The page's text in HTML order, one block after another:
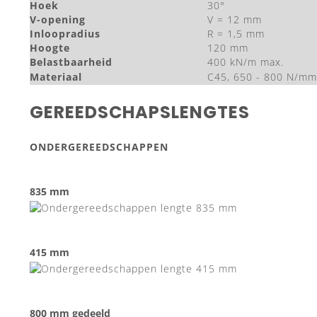
Hoek
30°
V-opening
V = 12 mm
Inloopradius
R = 1,5 mm
Hoogte
120 mm
Belastbaarheid
400 kN/m max.
Materiaal
C45, 650 - 800 N/mm
GEREEDSCHAPSLENGTES
ONDERGEREEDSCHAPPEN
835 mm
415 mm
800 mm gedeeld